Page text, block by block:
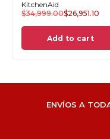
KitchenAid
$34,999.00$26,951.10
Add to cart
ENVÍOS A